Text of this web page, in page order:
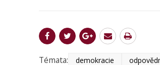
Témata: demokracie